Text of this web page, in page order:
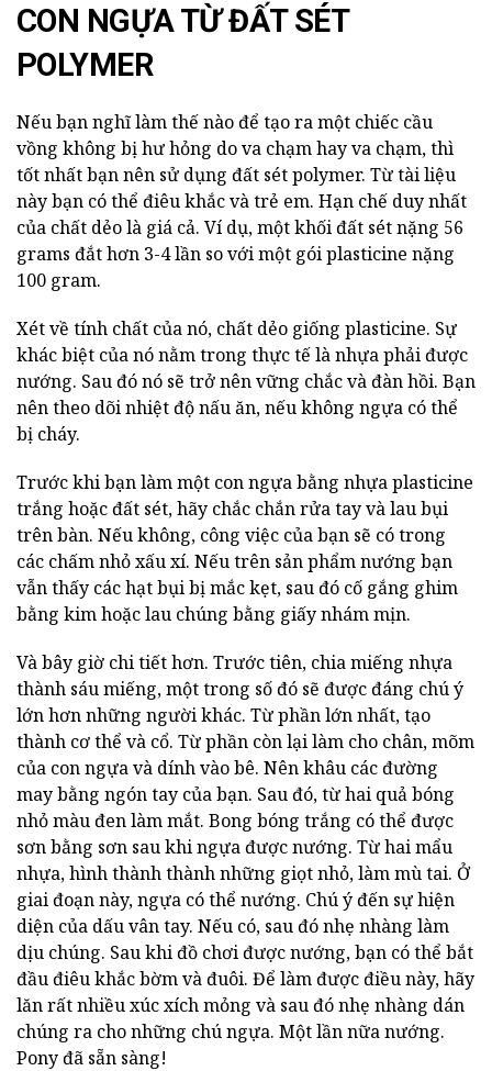
CON NGỰA TỪ ĐẤT SÉT
POLYMER
Nếu bạn nghĩ làm thế nào để tạo ra một chiếc cầu
vồng không bị hư hỏng do va chạm hay va chạm, thì
tốt nhất bạn nên sử dụng đất sét polymer. Từ tài liệu
này bạn có thể điêu khắc và trẻ em. Hạn chế duy nhất
của chất dẻo là giá cả. Ví dụ, một khối đất sét nặng 56
grams đắt hơn 3-4 lần so với một gói plasticine nặng
100 gram.
Xét về tính chất của nó, chất dẻo giống plasticine. Sự
khác biệt của nó nằm trong thực tế là nhựa phải được
nướng. Sau đó nó sẽ trở nên vững chắc và đàn hồi. Bạn
nên theo dõi nhiệt độ nấu ăn, nếu không ngựa có thể
bị cháy.
Trước khi bạn làm một con ngựa bằng nhựa plasticine
trắng hoặc đất sét, hãy chắc chắn rửa tay và lau bụi
trên bàn. Nếu không, công việc của bạn sẽ có trong
các chấm nhỏ xấu xí. Nếu trên sản phẩm nướng bạn
vẫn thấy các hạt bụi bị mắc kẹt, sau đó cố gắng ghim
bằng kim hoặc lau chúng bằng giấy nhám mịn.
Và bây giờ chi tiết hơn. Trước tiên, chia miếng nhựa
thành sáu miếng, một trong số đó sẽ được đáng chú ý
lớn hơn những người khác. Từ phần lớn nhất, tạo
thành cơ thể và cổ. Từ phần còn lại làm cho chân, mõm
của con ngựa và dính vào bê. Nên khâu các đường
may bằng ngón tay của bạn. Sau đó, từ hai quả bóng
nhỏ màu đen làm mắt. Bong bóng trắng có thể được
sơn bằng sơn sau khi ngựa được nướng. Từ hai mẩu
nhựa, hình thành thành những giọt nhỏ, làm mù tai. Ở
giai đoạn này, ngựa có thể nướng. Chú ý đến sự hiện
diện của dấu vân tay. Nếu có, sau đó nhẹ nhàng làm
dịu chúng. Sau khi đồ chơi được nướng, bạn có thể bắt
đầu điêu khắc bờm và đuôi. Để làm được điều này, hãy
lăn rất nhiều xúc xích mỏng và sau đó nhẹ nhàng dán
chúng ra cho những chú ngựa. Một lần nữa nướng.
Pony đã sẵn sàng!